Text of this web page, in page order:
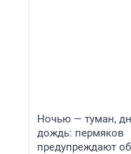
Ночью — туман,
дождь: пермяков
предупреждают